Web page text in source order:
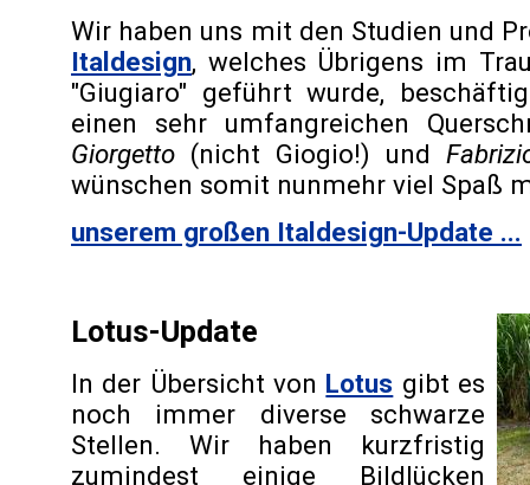
Wir haben uns mit den Studien und
Italdesign, welches Übrigens im
"Giugiaro" geführt wurde,
einen sehr umfangreichen
Giorgetto (nicht Giogio!) und
wünschen somit nunmehr viel Spaß
unserem großen Italdesign-Update ...
Lotus-Update
In der Übersicht von Lotus gibt es
noch immer diverse schwarze
Stellen. Wir haben kurzfristig
zumindest einige Bildlücken